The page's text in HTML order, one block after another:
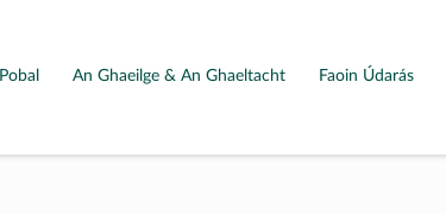
Pobal An Ghaeilge & An Ghaeltacht Faoin Údarás